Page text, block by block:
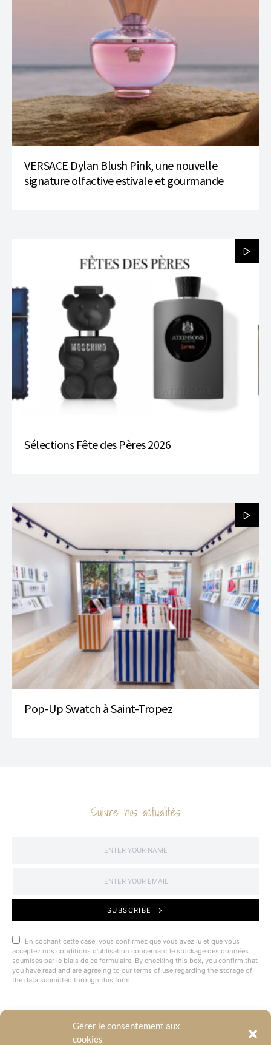
Gérer le consentement aux
cookies
VERSACE Dylan Blush Pink, une nouvelle
signature olfactive estivale et gourmande
Sélections Fête des Pères 2026
Pop-Up Swatch à Saint-Tropez
Suivre nos actualités
SUBSCRIBE
En cochant cette case, vous confirmez que vous avez lu et que vous
acceptez nos conditions d'utilisation concernant le stockage des données
soumises par le biais de ce formulaire. By checking this box, you confirm that
you have read and are agreeing to our terms of use regarding the storage of
the data submitted through this form.
@BYRACKEL